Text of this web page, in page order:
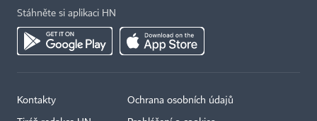
Stáhněte si aplikaci HN
Kontakty Ochrana osobních údajů